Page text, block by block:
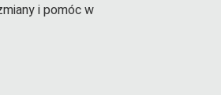
i pomóc w